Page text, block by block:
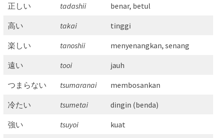
正しい tadashii benar, betul
高い takai tinggi
楽しい tanoshii menyenangkan, senang
遠い tooi jauh
つまらない tsumaranai membosankan
冷たい tsumetai dingin (benda)
強い tsuyoi kuat